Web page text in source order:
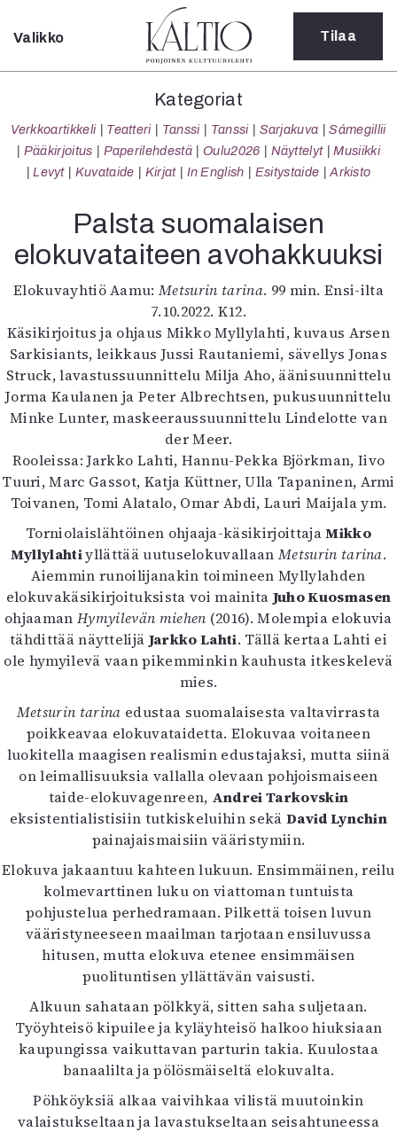
Sulje
Kategoriat
Verkkoartikkeli
Teatteri
Tanssi
Sámegillii
Pääkirjoitus
Oulu2026
Näyttelyt
Musiikki
Levyt
Kuvataide
Kirjat
In English
Esitystaide
Arkisto
Lehdet
4/2026
2–3/2026
1/2026
6/2025
5/2025 saame
5/2025
Lehtiarkisto
Info
Tilaus ja irtonumerot
Yhteistyössä
Toimitus
Mediatiedot
Kaltio ry
Valikko Tilaa
Kategoriat
Verkkoartikkeli Teatteri Tanssi Tanssi Sarjakuva
Sámegillii
Pääkirjoitus
Paperilehdestä Oulu2026 Näyttelyt
Musiikki
Levyt
Kuvataide Kirjat In English Esitystaide Arkisto
Palsta suomalaisen
elokuvataiteen avohakkuuksi
Elokuvayhtiö Aamu:Metsurin tarina. 99 min. Ensi-ilta
7.10.2022. K12.
Käsikirjoitus ja ohjaus Mikko Myllylahti, kuvaus Arsen
Sarkisiants, leikkaus Jussi Rautaniemi, sävellys Jonas
Struck, lavastussuunnittelu Milja Aho, äänisuunnittelu
Jorma Kaulanen ja Peter Albrechtsen, pukusuunnittelu
Minke Lunter, maskeeraussuunnittelu Lindelotte van
der Meer.
Rooleissa: Jarkko Lahti, Hannu-Pekka Björkman, Iivo
Tuuri, Marc Gassot, Katja Küttner, Ulla Tapaninen, Armi
Toivanen, Tomi Alatalo, Omar Abdi, Lauri Maijala ym.
Torniolaislähtöinen ohjaaja-käsikirjoittajaMikko
Myllylahtiyllättää uutuselokuvallaanMetsurin tarina.
Aiemmin runoilijanakin toimineen Myllylahden
elokuvakäsikirjoituksista voi mainita Juho Kuosmasen
ohjaamanHymyilevän miehen (2016). Molempia elokuvia
tähdittää näyttelijä Jarkko Lahti. Tällä kertaa Lahti ei
ole hymyilevä vaan pikemminkin kauhusta itkeskelevä
mies.
Metsurin tarina edustaa suomalaisesta valtavirrasta
poikkeavaa elokuvataidetta. Elokuvaa voitaneen
luokitella maagisen realismin edustajaksi, mutta siinä
on leimallisuuksia vallalla olevaan pohjoismaiseen
taide-elokuvagenreen, Andrei Tarkovskin
eksistentialistisiin tutkiskeluihin sekä David Lynchin
painajaismaisiin vääristymiin.
Elokuva jakaantuu kahteen lukuun. Ensimmäinen, reilu
kolmevarttinen luku on viattoman tuntuista
pohjustelua perhedramaan. Pilkettä toisen luvun
vääristyneeseen maailman tarjotaan ensiluvussa
hitusen, mutta elokuva etenee ensimmäisen
puolituntisen yllättävän vaisusti.
Alkuun sahataan pölkkyä, sitten saha suljetaan.
Työyhteisö kipuilee ja kyläyhteisö halkoo hiuksiaan
kaupungissa vaikuttavan parturin takia. Kuulostaa
banaalilta ja pölösmäiseltä elokuvalta.
Pöhköyksiä alkaa vaivihkaa vilistä muutoinkin
valaistukseltaan ja lavastukseltaan seisahtuneessa